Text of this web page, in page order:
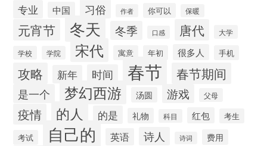
专业 中国 习俗 作者 你可以 保暖
元宵节 冬天 冬季 口感 唐代 大学
学校 学院 宋代 寓意 年初 很多人 手机
攻略 新年 时间 春节 春节期间
是一个 梦幻西游 汤圆 游戏 父母
疫情 的人 的是 礼物 科目 红包
考生
考试
自己的 英语 诗人 诗词 费用